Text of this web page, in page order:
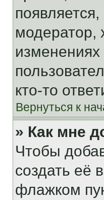
модератор,
кто-то
Вернуться к
» Как мне
Чтобы
создать её
флажком